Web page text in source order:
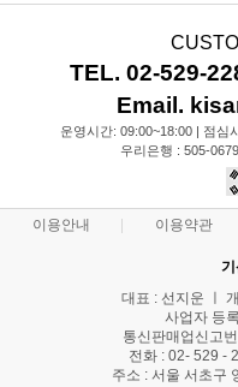
TEL. 02-529-
Email.
운영시간: 09:00~18:00 | 점심
우리은행 : 505-
이용안내 이용약관
대표 : 선지운 ㅣ
사업자 등
통신판매업신고
전화 : 02- 529 -
주소 : 서울 서초구